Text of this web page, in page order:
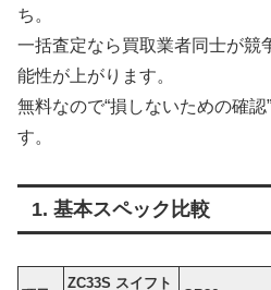
ち。
一括査定なら買取業者同士が競
能性が上がります。
無料なので“損しないための確
す。
1. 基本スペック比較
ZC33S スイフト